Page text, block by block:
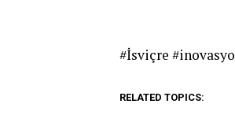
#İsviçre
RELATED TOPICS: